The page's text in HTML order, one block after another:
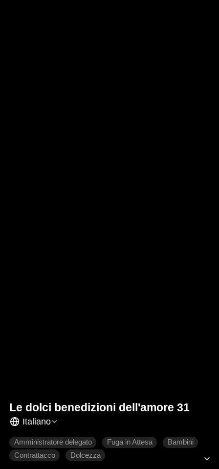
Le dolci benedizioni dell'amore 31
Italiano
Amministratore delegato Fuga in Attesa
Bambini
Contrattacco
Dolcezza